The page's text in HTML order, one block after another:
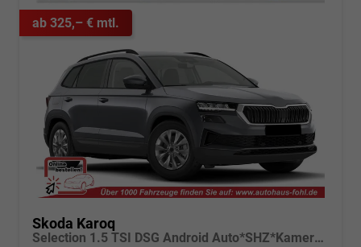
ab 325,– € mtl.
Skoda Karoq
Selection 1.5 TSI DSG Android Auto*SHZ*Kamera*Keyless*PDC v/h*Klimaauto*SUNSET*LED